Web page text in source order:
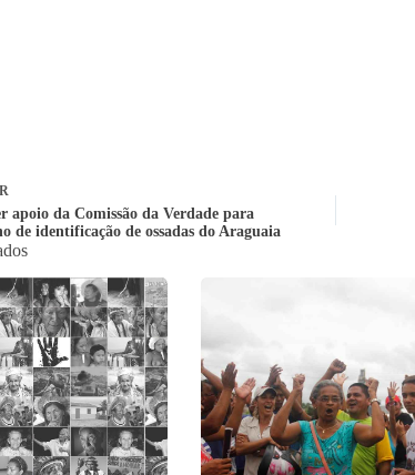
apoio da Comissão da Verdade para
de identificação de ossadas do Araguaia